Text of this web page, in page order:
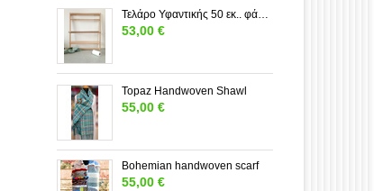
Τελάρο Υφαντικής 50 εκ.. φάρδος---ΜΕΓΑΛΟ
53,00 €
Topaz Handwoven Shawl
55,00 €
Bohemian handwoven scarf
55,00 €